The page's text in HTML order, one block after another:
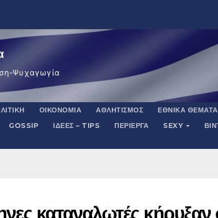
Ψυχαγωγία
ΟΙΚΟΝΟΜΊΑ ΑΘΛΗΤΙΣΜΌΣ ΕΘΝΙΚΆ ΘΈΜΑΤΑ
GOSSIP ΙΔΈΕΣ – TIPS ΠΕΡΊΕΡΓΑ SEXY
καταναλωτές κήρυξαν